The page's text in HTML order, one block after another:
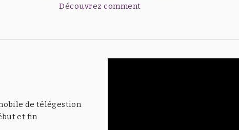
Découvrez comment
de télégestion
et fin